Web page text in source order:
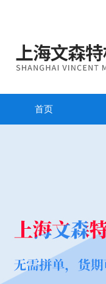
首页